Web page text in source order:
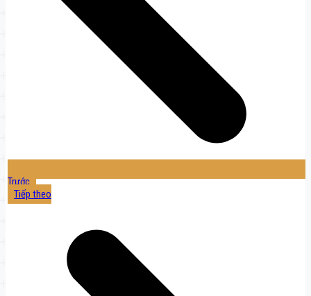
Trước
Tiếp theo